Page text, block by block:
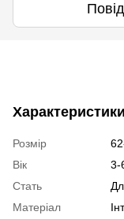
Характеристики
Розмір
Вік
3-
Стать
Матеріал